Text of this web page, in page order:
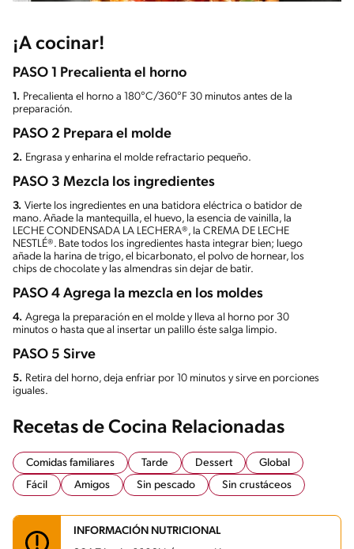
¡A cocinar!
PASO 1 Precalienta el horno
1. Precalienta el horno a 180°C/360°F 30 minutos antes de la
preparación.
PASO 2 Prepara el molde
2. Engrasa y enharina el molde refractario pequeño.
PASO 3 Mezcla los ingredientes
3. Vierte los ingredientes en una batidora eléctrica o batidor de
mano. Añade la mantequilla, el huevo, la esencia de vainilla, la
LECHE CONDENSADA LA LECHERA®, la CREMA DE LECHE
NESTLÉ®. Bate todos los ingredientes hasta integrar bien; luego
añade la harina de trigo, el bicarbonato, el polvo de hornear, los
chips de chocolate y las almendras sin dejar de batir.
PASO 4 Agrega la mezcla en los moldes
4. Agrega la preparación en el molde y lleva al horno por 30
minutos o hasta que al insertar un palillo éste salga limpio.
PASO 5 Sirve
5. Retira del horno, deja enfriar por 10 minutos y sirve en porciones
iguales.
Recetas de Cocina Relacionadas
Comidas familiares Tarde Dessert
Global
Fácil
Amigos Sin pescado Sin crustáceos
INFORMACIÓN NUTRICIONAL